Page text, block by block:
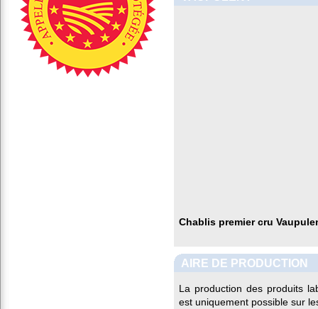
Chablis premier cru
AIRE DE PRODUCTION
La production des produits
est uniquement possible sur